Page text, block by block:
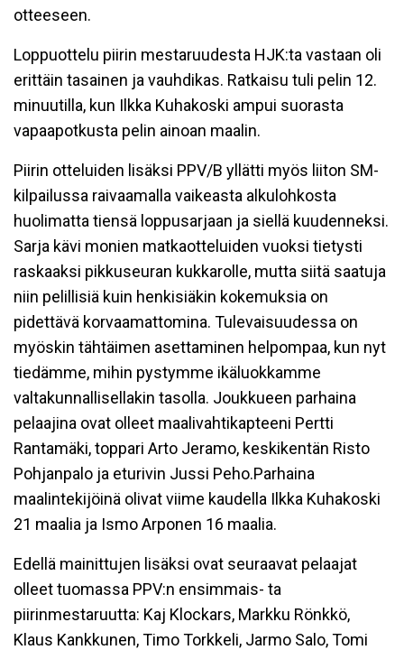
otteeseen.
Loppuottelu piirin mestaruudesta HJK:ta vastaan oli
erittäin tasainen ja vauhdikas. Ratkaisu tuli pelin 12.
minuutilla, kun Ilkka Kuhakoski ampui suorasta
vapaapotkusta pelin ainoan maalin.
Piirin otteluiden lisäksi PPV/B yllätti myös liiton SM-
kilpailussa raivaamalla vaikeasta alkulohkosta
huolimatta tiensä loppusarjaan ja siellä kuudenneksi.
Sarja kävi monien matkaotteluiden vuoksi tietysti
raskaaksi pikkuseuran kukkarolle, mutta siitä saatuja
niin pelillisiä kuin henkisiäkin kokemuksia on
pidettävä korvaamattomina. Tulevaisuudessa on
myöskin tähtäimen asettaminen helpompaa, kun nyt
tiedämme, mihin pystymme ikäluokkamme
valtakunnallisellakin tasolla. Joukkueen parhaina
pelaajina ovat olleet maalivahtikapteeni Pertti
Rantamäki, toppari Arto Jeramo, keskikentän Risto
Pohjanpalo ja eturivin Jussi Peho.Parhaina
maalintekijöinä olivat viime kaudella Ilkka Kuhakoski
21 maalia ja Ismo Arponen 16 maalia.
Edellä mainittujen lisäksi ovat seuraavat pelaajat
olleet tuomassa PPV:n ensimmais- ta
piirinmestaruutta: Kaj Klockars, Markku Rönkkö,
Klaus Kankkunen, Timo Torkkeli, Jarmo Salo, Tomi